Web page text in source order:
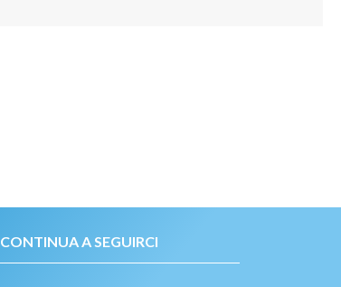
CONTINUA A SEGUIRCI